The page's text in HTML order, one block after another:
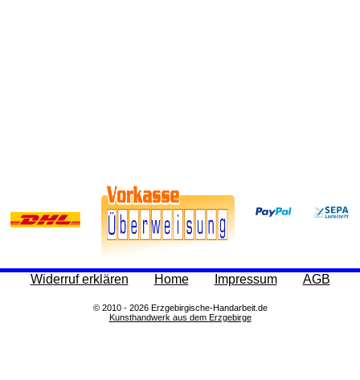
Lieferzeit
Produktindex
Suchfunktion
Widerruf erklären Home Impressum AGB
© 2010 - 2026 Erzgebirgische-Handarbeit.de
Kunsthandwerk aus dem Erzgebirge